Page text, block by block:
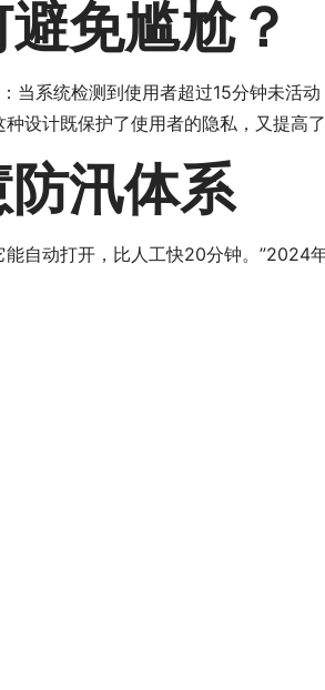
免尴尬？
当系统检测到使用者超过15分钟未活
设计既保护了使用者的隐私，又提高了
汛体系
自动打开，比人工快20分钟。